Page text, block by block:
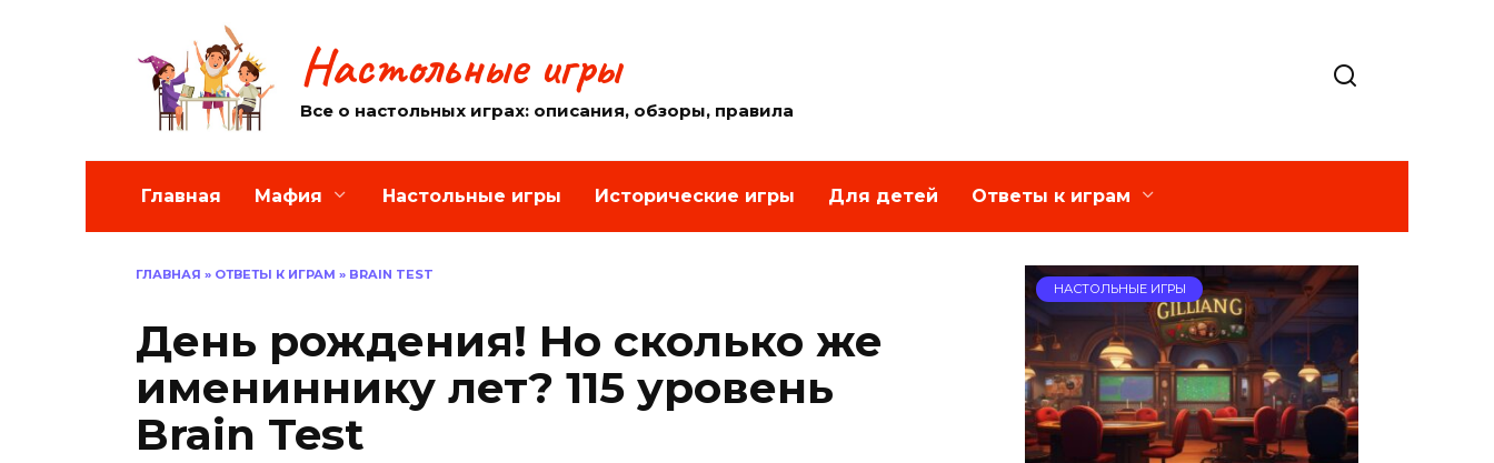
Настольные игры
Все о настольных играх: описания, обзоры, правила
Главная Мафия Настольные игры Исторические игры Для детей Ответы к играм
ГЛАВНАЯ » ОТВЕТЫ К ИГРАМ » BRAIN TEST
День рождения! Но сколько же
имениннику лет? 115 уровень
Brain Test
НАСТОЛЬНЫЕ ИГРЫ